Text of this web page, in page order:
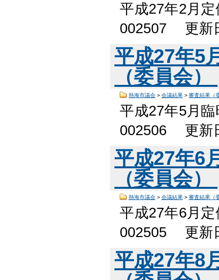
平成27年2月
002507 更新
平成27年5
（委員会）
熱海市議会> 会議結果> 審査結果（
平成27年5月
002506 更新
平成27年6
（委員会）
熱海市議会> 会議結果> 審査結果（
平成27年6月
002505 更新
平成27年8